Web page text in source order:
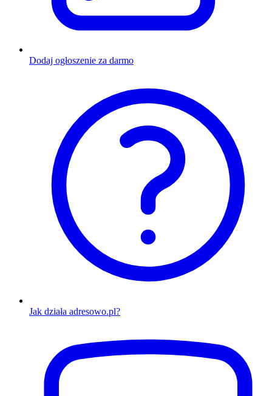
Dodaj ogłoszenie za darmo
Jak działa adresowo.pl?